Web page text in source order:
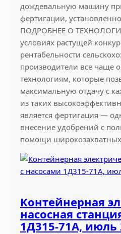
дождевальную машину
фертигации,
ПОДРОБНЕЕ О
условиях растущей
рентабельности
производители все чаще
технологиям, которые
максимальную отдачу с
из таких
является фертигация —
внесение удобрений с
помощи
Контейнерная
насосная
1Д315-71А, июль